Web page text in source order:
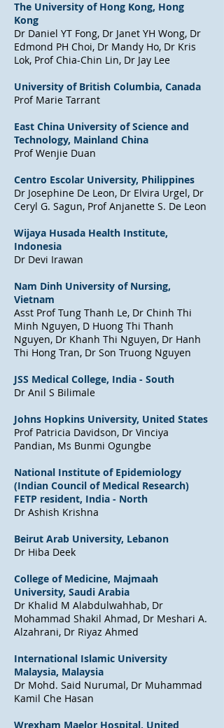
The University of Hong Kong, Hong
Kong
Dr Daniel YT Fong, Dr Janet YH Wong, Dr
Edmond PH Choi, Dr Mandy Ho, Dr Kris
Lok, Prof Chia-Chin Lin, Dr Jay Lee
University of British Columbia, Canada
Prof Marie Tarrant
East China University of Science and
Technology, Mainland China
Prof Wenjie Duan
Centro Escolar University, Philippines
Dr Josephine De Leon, Dr Elvira Urgel, Dr
Ceryl G. Sagun, Prof Anjanette S. De Leon
Wijaya Husada Health Institute,
Indonesia
Dr Devi Irawan
Nam Dinh University of Nursing,
Vietnam
Asst Prof Tung Thanh Le, Dr Chinh Thi
Minh Nguyen, D Huong Thi Thanh
Nguyen, Dr Khanh Thi Nguyen, Dr Hanh
Thi Hong Tran, Dr Son Truong Nguyen
JSS Medical College, India - South
Dr Anil S Bilimale
Johns Hopkins University, United States
Prof Patricia Davidson, Dr Vinciya
Pandian, Ms Bunmi Ogungbe
National Institute of Epidemiology
(Indian Council of Medical Research)
FETP resident, India - North
Dr Ashish Krishna
Beirut Arab University, Lebanon
Dr Hiba Deek
College of Medicine, Majmaah
University, Saudi Arabia
Dr Khalid M Alabdulwahhab, Dr
Mohammad Shakil Ahmad, Dr Meshari A.
Alzahrani, Dr Riyaz Ahmed
International Islamic University
Malaysia, Malaysia
Dr Mohd. Said Nurumal, Dr Muhammad
Kamil Che Hasan
Wrexham Maelor Hospital, United